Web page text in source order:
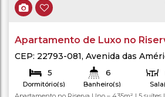
Apartamento de Luxo no
Suítes, 4 Vagas – Barra da
CEP: 22793-081, Avenida das
Rio de Janeiro
5
Dormitório(s)
6
Banheiro(s)
4